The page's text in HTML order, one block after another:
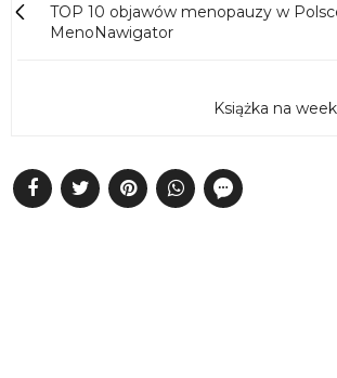
TOP 10 objawów menopauzy w
MenoNawigator
Książka na